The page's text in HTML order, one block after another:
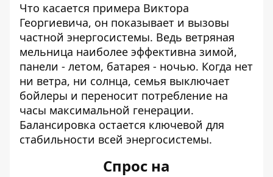
Что касается примера Виктора
Георгиевича, он показывает и вызовы
частной энергосистемы. Ведь ветряная
мельница наиболее эффективна зимой,
панели - летом, батарея - ночью. Когда нет
ни ветра, ни солнца, семья выключает
бойлеры и переносит потребление на
часы максимальной генерации.
Балансировка остается ключевой для
стабильности всей энергосистемы.
Спрос на